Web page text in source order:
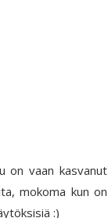
on vaan kasvanut
mokoma kun on
:)